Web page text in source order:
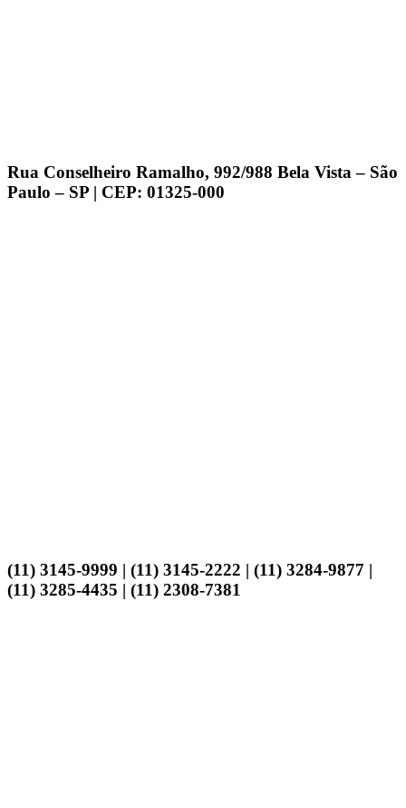
Rua Conselheiro Ramalho, 992/988 Bela Vista – São
Paulo – SP | CEP: 01325-000
(11) 3145-9999 | (11) 3145-2222 | (11) 3284-9877 |
(11) 3285-4435 | (11) 2308-7381